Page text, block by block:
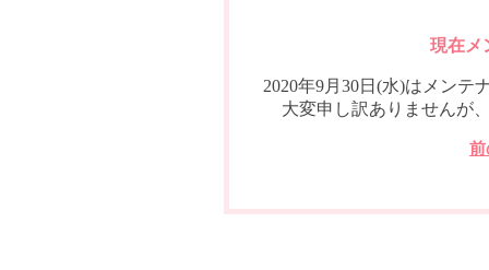
現在メ
2020年9月30日(水)はメンテ
大変申し訳ありませんが
前